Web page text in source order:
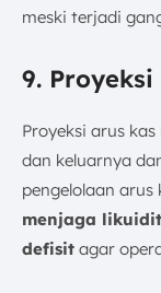
meski terjadi
9. Proyeksi
Proyeksi arus
dan keluarnya
pengelolaan
menjaga
defisit agar